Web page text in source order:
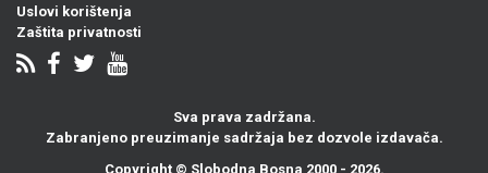
Uslovi korištenja
Zaštita privatnosti
Sva prava zadržana.
Zabranjeno preuzimanje sadržaja bez dozvole izdavača.
Copyright © Slobodna Bosna 2000 - 2026.